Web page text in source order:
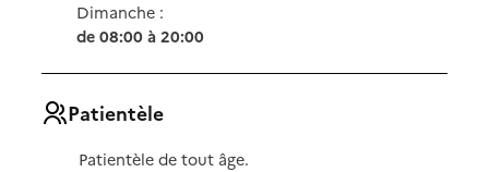
Dimanche :
de 08:00 à 20:00
Patientèle
Patientèle de tout âge.